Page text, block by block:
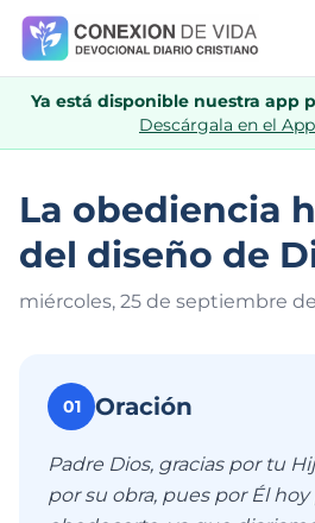
Ya está disponible nuestra app
Descárgala en el
La obediencia
del diseño de
miércoles, 25 de septiembre
01 Oración
Padre Dios, gracias por tu
por su obra, pues por Él